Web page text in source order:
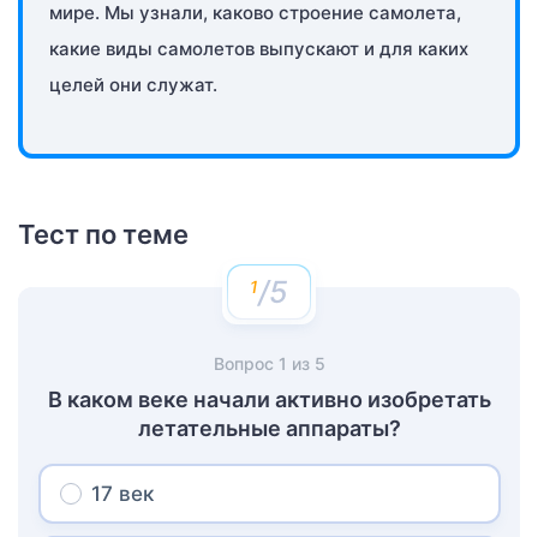
мире. Мы узнали, каково строение самолета,
какие виды самолетов выпускают и для каких
целей они служат.
Тест по теме
/5
Вопрос 1 из 5
В каком веке начали активно изобретать
летательные аппараты?
17 век